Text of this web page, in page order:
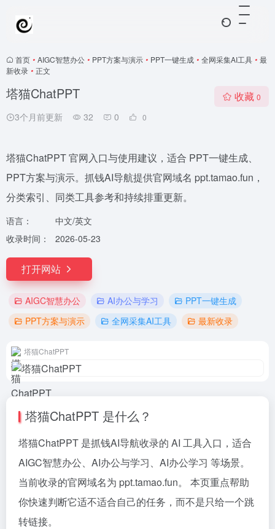
首页 • AIGC智慧办公 • PPT方案与演示 • PPT一键生成 • 全网采集AI工具 • 最
新收录 • 正文
塔猫ChatPPT
3个月前更新 32 0 0
收藏 0
塔猫ChatPPT 官网入口与使用建议，适合 PPT一键生成、
PPT方案与演示。抓钱AI导航提供官网域名 ppt.tamao.fun，
分类索引、同类工具参考和持续排重更新。
语言：
中文/英文
收录时间：
2026-05-23
打开网站
AIGC智慧办公 AI办公与学习
PPT一键生成
PPT方案与演示
全网采集AI工具 最新收录
塔猫ChatPPT
塔猫ChatPPT 是什么？
塔猫ChatPPT 是抓钱AI导航收录的 AI 工具入口，适合
AIGC智慧办公、AI办公与学习、AI办公学习 等场景。
当前收录的官网域名为 ppt.tamao.fun。 本页重点帮助
你快速判断它适不适合自己的任务，而不是只给一个跳
转链接。